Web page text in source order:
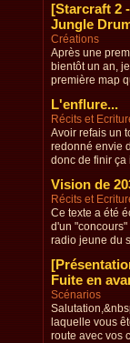
[Starcraft 2
Jungle
Créations
Après une
bientôt un an,
première map
L'enflure...
Récits et
Avoir refais un
redonné envie
donc de finir ça
Vision de
Récits et
Ce texte a été
d'un
radio jeune du
Fuite en
Scénarios
laquelle vous
route avec vos